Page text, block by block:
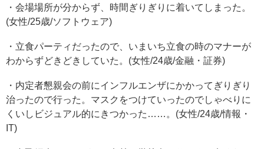
・会場場所が分からず、時間ぎりぎりに着いてしまった。
(女性/25歳/ソフトウェア)
・立食パーティだったので、いまいち立食の時のマナーが
わからずどきどきしていた。(女性/24歳/金融・証券)
・内定者懇親会の前にインフルエンザにかかってぎりぎり
治ったので行った。マスクをつけていったのでしゃべりに
くいしビジュアル的にきつかった……。(女性/24歳/情報・
IT)